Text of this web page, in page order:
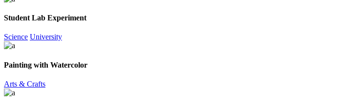
Student Lab Experiment
Science University
Painting with Watercolor
Arts & Crafts